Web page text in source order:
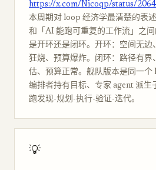
https://x.com/Nicoqp/status/
本周期对 loop 经济学最清楚的表
和「AI 能跑可重复的工作流」之
是开环还是闭环。开环：空间无边
狂烧、预算爆炸。闭环：路径有界
估、预算正常。舰队版本是同一
编排者持有目标、专家 agent 派生
跑发现-规划-执行-验证-迭代。
💡